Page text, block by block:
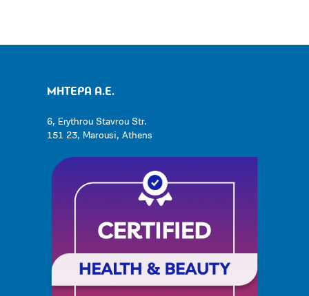
ΜΗΤΕΡΑ Α.Ε.
6, Erythrou Stavrou Str.
151 23, Marousi, Athens